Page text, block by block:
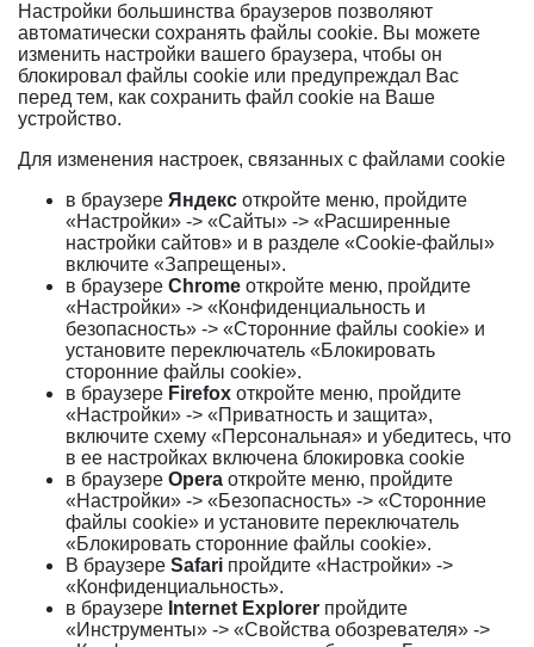
Настройки большинства браузеров позволяют
автоматически сохранять файлы cookie. Вы можете
изменить настройки вашего браузера, чтобы он
блокировал файлы cookie или предупреждал Вас
перед тем, как сохранить файл cookie на Ваше
устройство.
Для изменения настроек, связанных с файлами cookie
в браузере Яндекс откройте меню, пройдите
«Настройки» -> «Сайты» -> «Расширенные
настройки сайтов» и в разделе «Cookie-файлы»
включите «Запрещены».
в браузере Chrome откройте меню, пройдите
«Настройки» -> «Конфиденциальность и
безопасность» -> «Сторонние файлы cookie» и
установите переключатель «Блокировать
сторонние файлы cookie».
в браузере Firefox откройте меню, пройдите
«Настройки» -> «Приватность и защита»,
включите схему «Персональная» и убедитесь, что
в ее настройках включена блокировка cookie
в браузере Opera откройте меню, пройдите
«Настройки» -> «Безопасность» -> «Сторонние
файлы cookie» и установите переключатель
«Блокировать сторонние файлы cookie».
В браузере Safari пройдите «Настройки» ->
«Конфиденциальность».
в браузере Internet Explorer пройдите
«Инструменты» -> «Свойства обозревателя» ->